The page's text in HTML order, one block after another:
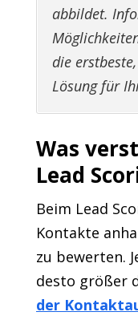
abbildet.
die
Lösung für
Was
Lead
Beim Lead
Kontakte
zu bewerten.
desto größer
der